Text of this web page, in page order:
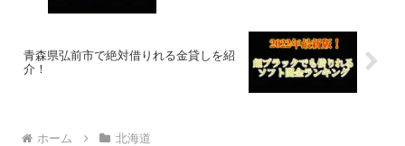
青森県弘前市で絶対借りれる金貸しを紹
介！
ホーム 北海道